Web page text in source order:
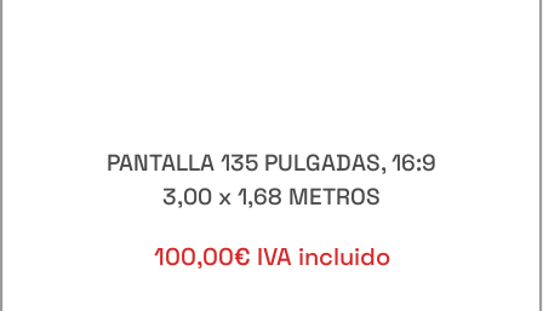
PANTALLA 135 PULGADAS, 16:9
3,00 x 1,68 METROS
100,00€ IVA incluido